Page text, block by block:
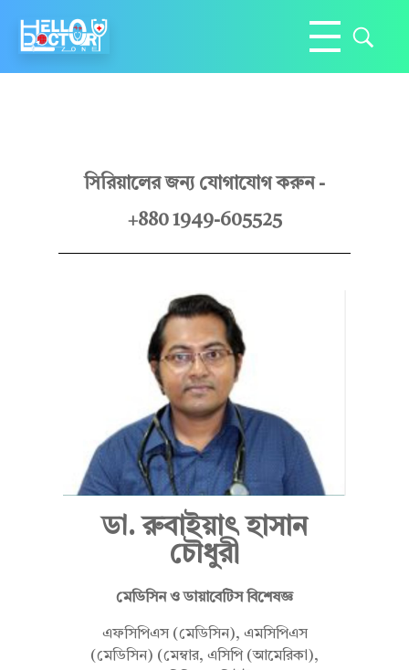
ডা
.
সিরিয়ালের জন্য যোগাযোগ করুন -
+880 1949-605525
ডা. রুবাইয়াৎ হাসান
চৌধুরী
মেডিসিন ও ডায়াবেটিস বিশেষজ্ঞ
এফসিপিএস (মেডিসিন), এমসিপিএস
(মেডিসিন) (‌মেম্বার, এসিপি (আমেরিকা),